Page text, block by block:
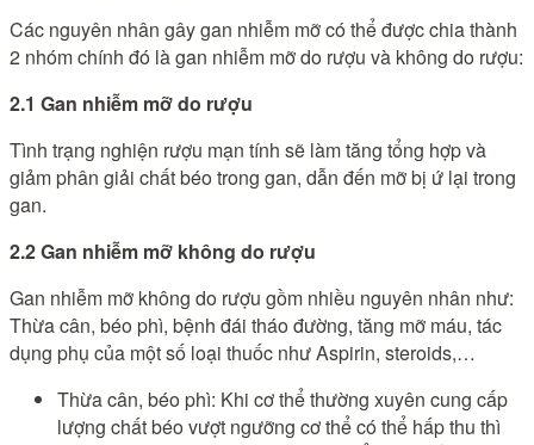
Các nguyên nhân gây gan nhiễm mỡ có thể được chia thành
2 nhóm chính đó là gan nhiễm mỡ do rượu và không do rượu:
2.1 Gan nhiễm mỡ do rượu
Tình trạng nghiện rượu mạn tính sẽ làm tăng tổng hợp và
giảm phân giải chất béo trong gan, dẫn đến mỡ bị ứ lại trong
gan.
2.2 Gan nhiễm mỡ không do rượu
Gan nhiễm mỡ không do rượu gồm nhiều nguyên nhân như:
Thừa cân, béo phì, bệnh đái tháo đường, tăng mỡ máu, tác
dụng phụ của một số loại thuốc như Aspirin, steroids,…
Thừa cân, béo phì: Khi cơ thể thường xuyên cung cấp
lượng chất béo vượt ngưỡng cơ thể có thể hấp thu thì